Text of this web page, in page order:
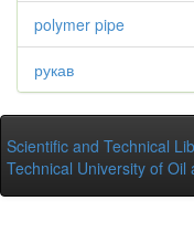
polymer pipe
рукав
Scientific and Technical
Technical University of Oil